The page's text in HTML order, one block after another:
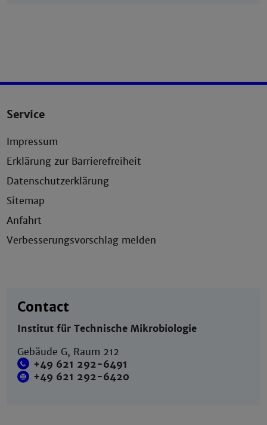
Service
Impressum
Erklärung zur Barrierefreiheit
Datenschutzerklärung
Sitemap
Anfahrt
Verbesserungsvorschlag melden
Contact
Institut für Technische Mikrobiologie
Gebäude G, Raum 212
+49 621 292-6491
+49 621 292-6420